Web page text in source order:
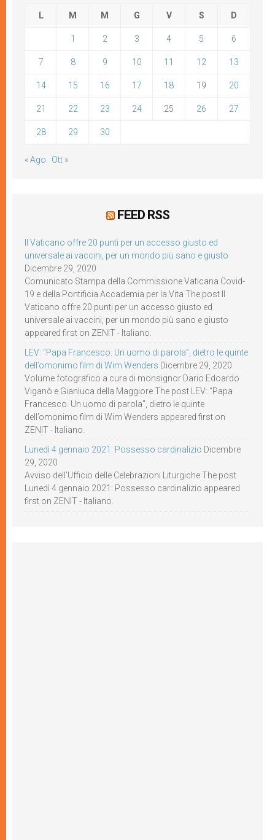
L M M G V S D
1 2 3 4 5 6
7 8 9 10 11 12 13
14 15 16 17 18 19 20
21 22 23 24 25 26 27
28 29 30
« Ago Ott »
FEED RSS
Il Vaticano offre 20 punti per un accesso giusto ed
universale ai vaccini, per un mondo più sano e giusto
Dicembre 29, 2020
Comunicato Stampa della Commissione Vaticana Covid-
19 e della Pontificia Accademia per la Vita The post Il
Vaticano offre 20 punti per un accesso giusto ed
universale ai vaccini, per un mondo più sano e giusto
appeared first on ZENIT - Italiano.
LEV: “Papa Francesco. Un uomo di parola”, dietro le quinte
dell’omonimo film di Wim Wenders Dicembre 29, 2020
Volume fotografico a cura di monsignor Dario Edoardo
Viganò e Gianluca della Maggiore The post LEV: “Papa
Francesco. Un uomo di parola”, dietro le quinte
dell’omonimo film di Wim Wenders appeared first on
ZENIT - Italiano.
Lunedì 4 gennaio 2021: Possesso cardinalizio Dicembre
29, 2020
Avviso dell’Ufficio delle Celebrazioni Liturgiche The post
Lunedì 4 gennaio 2021: Possesso cardinalizio appeared
first on ZENIT - Italiano.